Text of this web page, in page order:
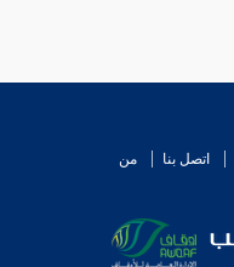
اتصل بنا
من